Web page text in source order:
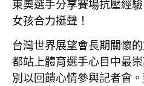
東奧選手分享賽場抗壓經驗
女孩合力挺聲！
台灣世界展望會長期關懷
都站上體育選手心目中最
別以回饋心情參與記者會